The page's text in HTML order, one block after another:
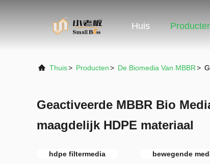
Huis
Thuis> Producten> De Biomedia Van MBBR>
Geactiveerde MBBR Bio
maagdelijk HDPE materiaal
hdpe filtermedia bewegende